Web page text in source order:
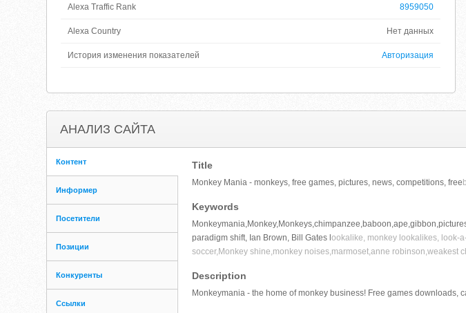
Alexa Traffic Rank 8959050
Alexa Country Нет данных
История изменения показателей Авторизация
АНАЛИЗ САЙТА
Контент
Информер
Посетители
Позиции
Конкуренты
Ссылки
Title
Monkey Mania - monkeys, free games, pictures, news, competitions, free
Keywords
paradigm shift, Ian Brown, Bill Gates lookalike, monkey lookalikes, look-
soccer,Monkey shine,monkey noises,marmoset,anne robinson,weakest
Description
Monkeymania - the home of monkey business! Free games